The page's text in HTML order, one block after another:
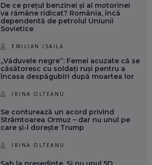
De ce prețul benzinei și al motorinei
va rămâne ridicat? România, încă
dependentă de petrolul Uniunii
Sovietice
EMILIAN ISAILĂ
„Văduvele negre”: Femei acuzate că se
căsătoresc cu soldați ruși pentru a
încasa despăgubiri după moartea lor
IRINA OLTEANU
Se conturează un acord privind
Strâmtoarea Ormuz – dar nu unul pe
care și-l dorește Trump
IRINA OLTEANU